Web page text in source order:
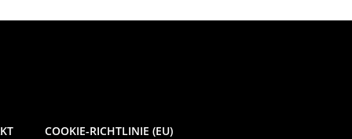
COOKIE-RICHTLINIE (EU)